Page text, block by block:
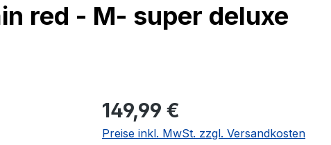
red - M- super deluxe
Regulärer Preis:
149,99 €
Preise inkl. MwSt. zzgl. Versandkosten